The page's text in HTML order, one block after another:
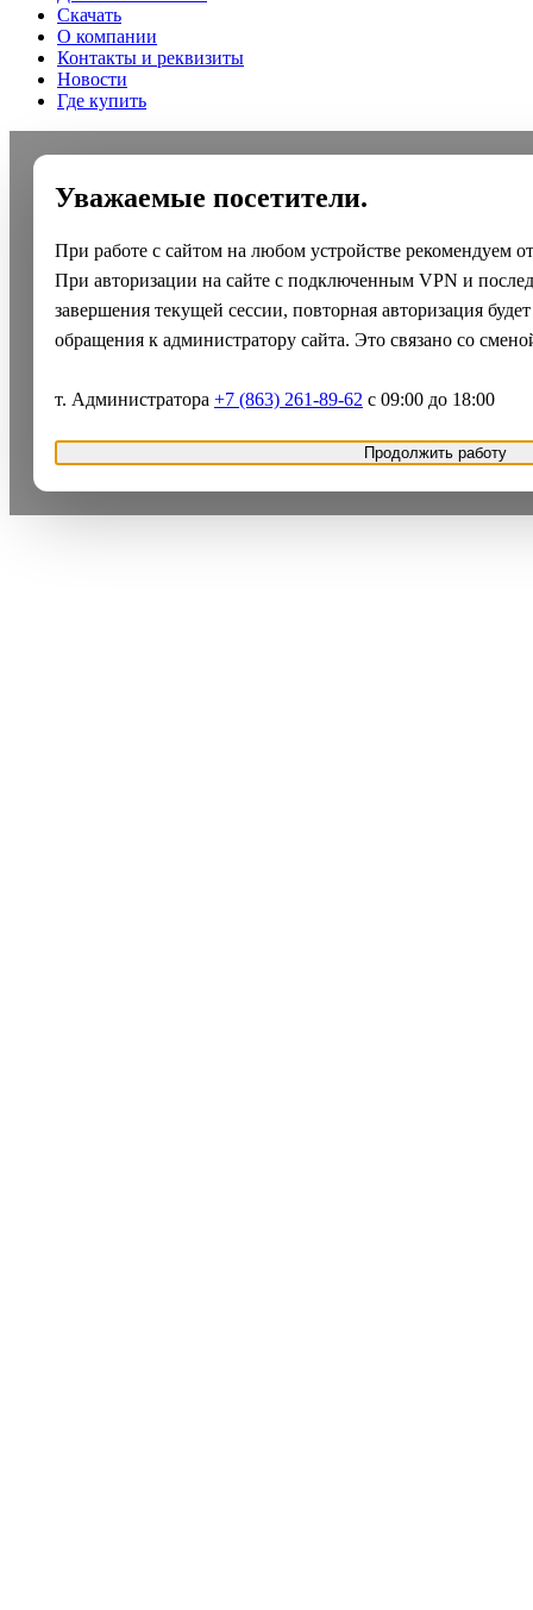
Скачать
О компании
Контакты и реквизиты
Новости
Где купить
Уважаемые посетители.
При работе с сайтом на любом устройстве рекомендуем
При авторизации на сайте с подключенным VPN и
завершения текущей сессии, повторная авторизация
обращения к администратору сайта. Это связано со
т. Администратора +7 (863) 261-89-62 с 09:00 до 18:00
Продолжить работу